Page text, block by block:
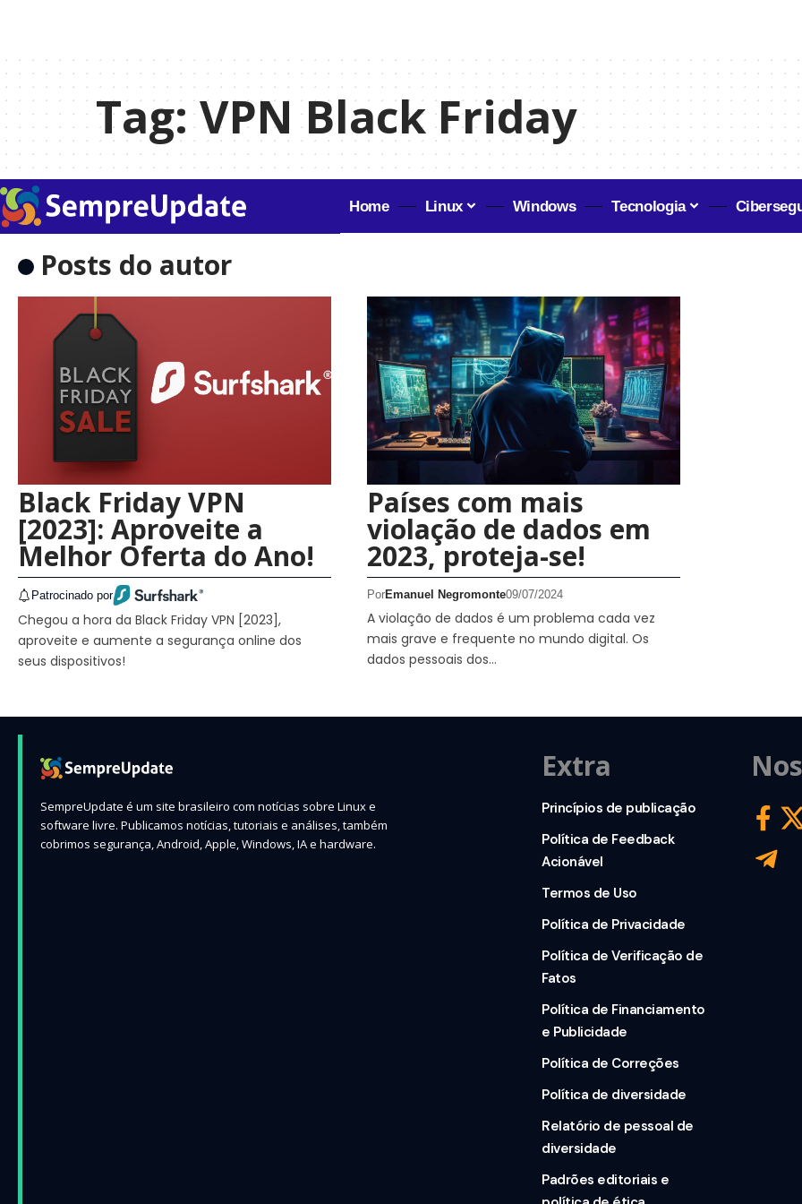
Tag:VPN Black Friday
Home Linux Windows Tecnologia
Posts do autor
Black Friday VPN
[2023]: Aproveite a
Melhor Oferta do Ano!
Patrocinado por
Chegou a hora da Black Friday VPN [2023],
aproveite e aumente a segurança online dos
seus dispositivos!
Países com mais
violação de dados em
2023, proteja-se!
PorEmanuel Negromonte09/07/2024
A violação de dados é um problema cada vez
mais grave e frequente no mundo digital. Os
dados pessoais dos…
SempreUpdate é um site brasileiro com notícias sobre Linux e
software livre. Publicamos notícias, tutoriais e análises, também
cobrimos segurança, Android, Apple, Windows, IA e hardware.
Extra
Princípios de publicação
Política de Feedback
Acionável
Termos de Uso
Política de Privacidade
Política de Verificação de
Fatos
Política de Financiamento
e Publicidade
Política de Correções
Política de diversidade
Relatório de pessoal de
diversidade
Padrões editoriais e